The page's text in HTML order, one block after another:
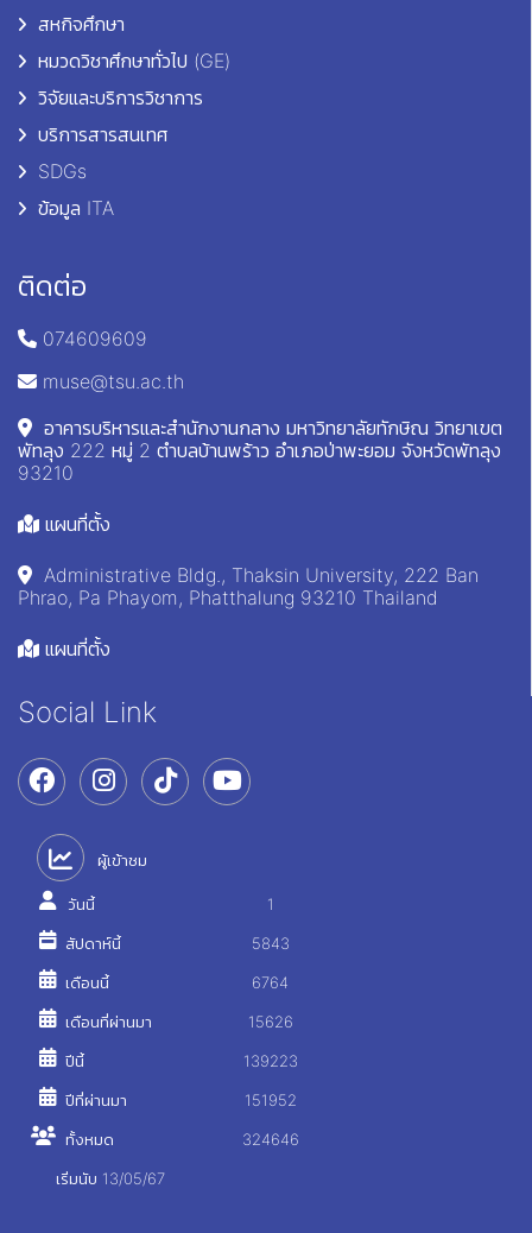
สหกิจศึกษา
หมวดวิชาศึกษาทั่วไป (GE)
วิจัยและบริการวิชาการ
บริการสารสนเทศ
SDGs
ข้อมูล ITA
ติดต่อ
074609609
muse@tsu.ac.th
อาคารบริหารและสำนักงานกลาง มหาวิทยาลัยทักษิณ วิทยาเขต
พัทลุง 222 หมู่ 2 ตำบลบ้านพร้าว อำเภอป่าพะยอม จังหวัดพัทลุง
93210
แผนที่ตั้ง
Administrative Bldg., Thaksin University, 222 Ban
Phrao, Pa Phayom, Phatthalung 93210 Thailand
แผนที่ตั้ง
Social Link
ผู้เข้าชม
วันนี้ 1
สัปดาห์นี้ 5843
เดือนนี้ 6764
เดือนที่ผ่านมา 15626
ปีนี้ 139223
ปีที่ผ่านมา 151952
ทั้งหมด 324646
เริ่มนับ 13/05/67